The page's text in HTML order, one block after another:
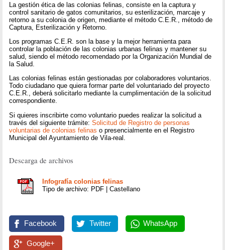
La gestión ética de las colonias felinas, consiste en la captura y
control sanitario de gatos comunitarios, su esterilización, marcaje y
retorno a su colonia de origen, mediante el método C.E.R., método de
Captura, Esterilización y Retorno.
Los programas C.E.R. son la base y la mejor herramienta para
controlar la población de las colonias urbanas felinas y mantener su
salud, siendo el método recomendado por la Organización Mundial de
la Salud.
Las colonias felinas están gestionadas por colaboradores voluntarios.
Todo ciudadano que quiera formar parte del voluntariado del proyecto
C.E.R., deberá solicitarlo mediante la cumplimentación de la solicitud
correspondiente.
Si quieres inscribirte como voluntario puedes realizar la solicitud a
través del siguiente trámite:Solicitud de Registro de personas
voluntarias de colonias felinas o presencialmente en el Registro
Municipal del Ayuntamiento de Vila-real.
Descarga de archivos
Infografía colonias felinas
Tipo de archivo: PDF | Castellano
Facebook Twitter WhatsApp
Google+